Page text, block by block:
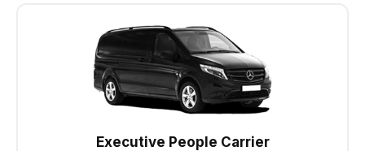
Executive People Carrier